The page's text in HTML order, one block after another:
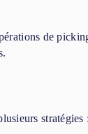
de
stratégies :